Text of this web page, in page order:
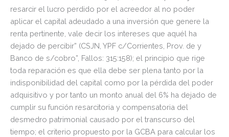
resarcir el lucro perdido por el acreedor al no poder
aplicar el capital adeudado a una inversión que genere la
renta pertinente, vale decir los intereses que aquél ha
dejado de percibir” (CSJN, YPF c/Corrientes, Prov. de y
Banco de s/cobro”, Fallos: 315:158); el principio que rige
toda reparación es que ella debe ser plena tanto por la
indisponibilidad del capital como por la pérdida del poder
adquisitivo y por tanto un monto anual del 6% ha dejado de
cumplir su función resarcitoria y compensatoria del
desmedro patrimonial causado por el transcurso del
tiempo; el criterio propuesto por la GCBA para calcular los